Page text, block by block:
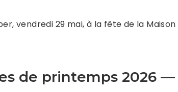
vendredi 29 mai, à la fête de la
de printemps 2026